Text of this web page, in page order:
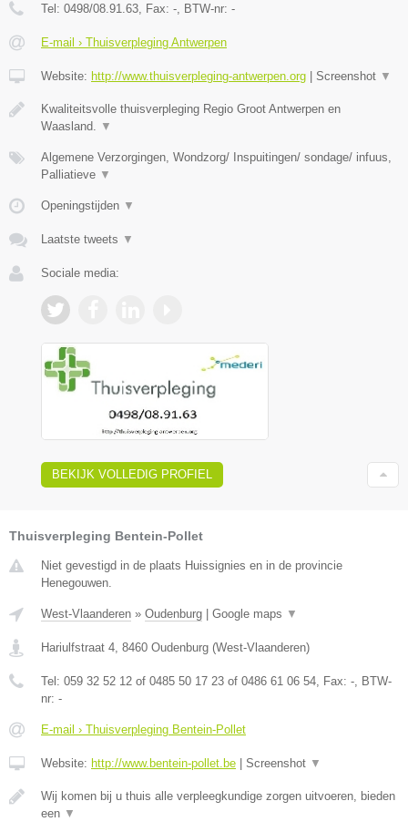
Tel: 0498/08.91.63 , Fax: - , BTW-nr: -
E-mail › Thuisverpleging Antwerpen
Website: http://www.thuisverpleging-antwerpen.org | Screenshot ▼
Kwaliteitsvolle thuisverpleging Regio Groot Antwerpen en
Waasland.
▼
Algemene Verzorgingen, Wondzorg/ Inspuitingen/ sondage/ infuus,
Palliatieve ▼
Openingstijden ▼
Laatste tweets ▼
Sociale media:
BEKIJK VOLLEDIG PROFIEL
Thuisverpleging Bentein-Pollet
Niet gevestigd in de plaats Huissignies en in de provincie
Henegouwen.
West-Vlaanderen » Oudenburg Google maps ▼
Hariulfstraat 4 8460 Oudenburg (West-Vlaanderen)
Tel: 059 32 52 12 of 0485 50 17 23 of 0486 61 06 54 , Fax: - , BTW-
nr: -
E-mail › Thuisverpleging Bentein-Pollet
Website: http://www.bentein-pollet.be Screenshot ▼
Wij komen bij u thuis alle verpleegkundige zorgen uitvoeren, bieden
een ▼